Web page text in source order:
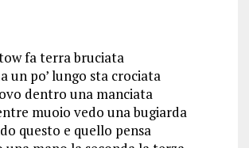
fa terra bruciata
un po’ lungo sta crociata
dentro una manciata
muoio vedo una bugiarda
questo e quello pensa